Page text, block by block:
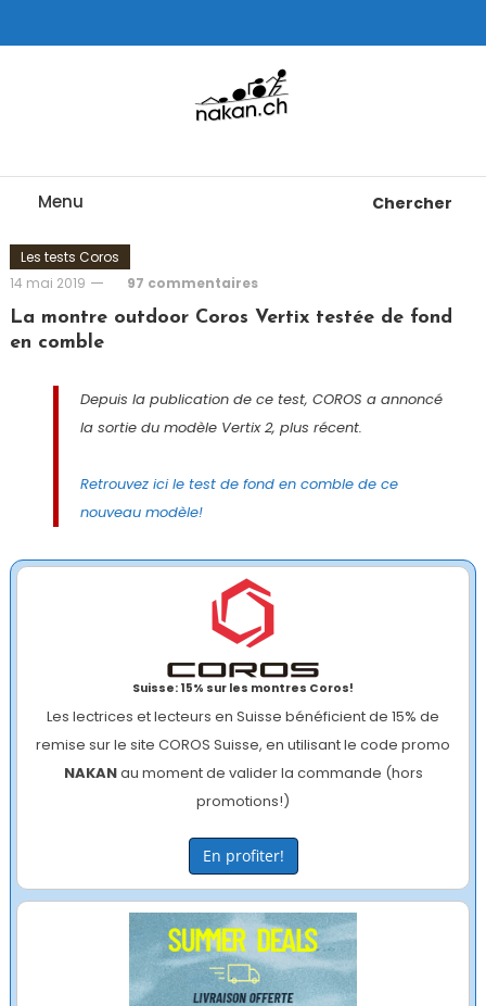
To
Menu Chercher
Les tests Coros
14 mai 2019
97 commentaires
La montre outdoor Coros Vertix testée de fond
en comble
Depuis la publication de ce test, COROS a annoncé
la sortie du modèle Vertix 2, plus récent.
Retrouvez ici le test de fond en comble de ce
nouveau modèle!
Suisse: 15% sur les montres Coros!
Les lectrices et lecteurs en Suisse bénéficient de 15% de
remise sur le site COROS Suisse, en utilisant le code promo
NAKANau moment de valider la commande (hors
promotions!)
En profiter!